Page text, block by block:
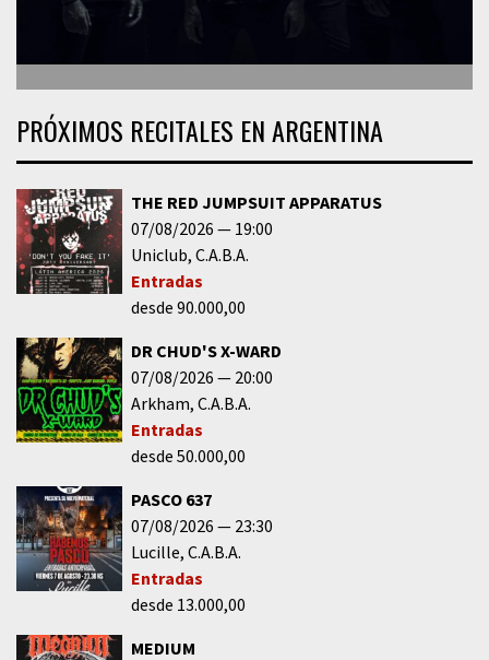
PRÓXIMOS RECITALES EN ARGENTINA
THE RED JUMPSUIT APPARATUS
07/08/2026
19:00
Uniclub C.A.B.A.
Entradas
desde 90.000,00
DR CHUD'S X-WARD
07/08/2026
20:00
Arkham C.A.B.A.
Entradas
desde 50.000,00
PASCO 637
07/08/2026
23:30
Lucille C.A.B.A.
Entradas
desde 13.000,00
MEDIUM